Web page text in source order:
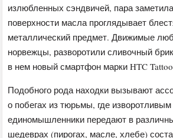
излюбленных сэндвичей, пара
поверхности масла проглядывает
металлический предмет. Движимые
норвежцы, разворотили сливочный
в нем новый смартфон марки HTC
Подобного рода находки вызывают
о побегах из тюрьмы, где
единомышленники передают в
шедеврах (пирогах, масле, хлебе)